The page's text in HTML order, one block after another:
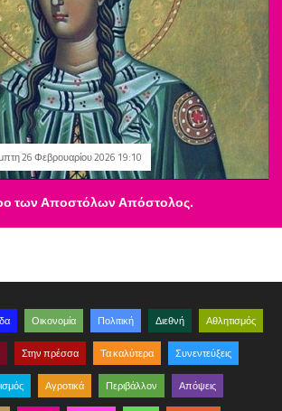
26 Φεβρουαρίου 2026 19:10
των Αποστόλων Απόστολος.
Οικονομία Πολιτική Διεθνή Αθλητισμός
Στην πρέσσα Τα καλύτερα Συνεντεύξεις
Αγροτικά Περιβάλλον Απόψεις